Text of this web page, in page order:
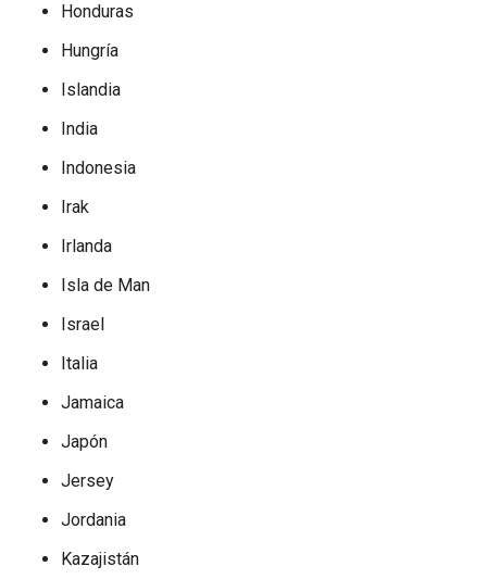
Honduras
Hungría
Islandia
India
Indonesia
Irak
Irlanda
Isla de Man
Israel
Italia
Jamaica
Japón
Jersey
Jordania
Kazajistán